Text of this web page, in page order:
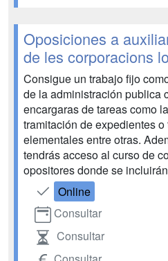
Oposiciones a
de les corporacions
Consigue un trabajo fijo
de la administración publica
encargaras de tareas como
tramitación de expedientes
elementales entre otras.
tendrás acceso al curso de
opositores donde se
Online
Consultar
Consultar